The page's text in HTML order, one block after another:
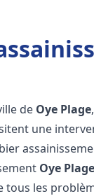
de Oye Plage
une
Oye Plage
tous les